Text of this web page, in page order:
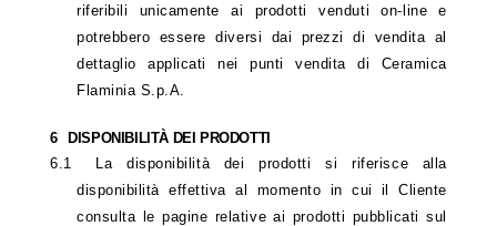
riferibili unicamente ai prodotti venduti on-line e
potrebbero essere diversi dai prezzi di vendita al
dettaglio applicati nei punti vendita di Ceramica
Flaminia S.p.A.
6
DISPONIBILITÀ DEI PRODOTTI
6.1
La disponibilità dei prodotti si riferisce alla
disponibilità effettiva al momento in cui il Cliente
consulta le pagine relative ai prodotti pubblicati sul